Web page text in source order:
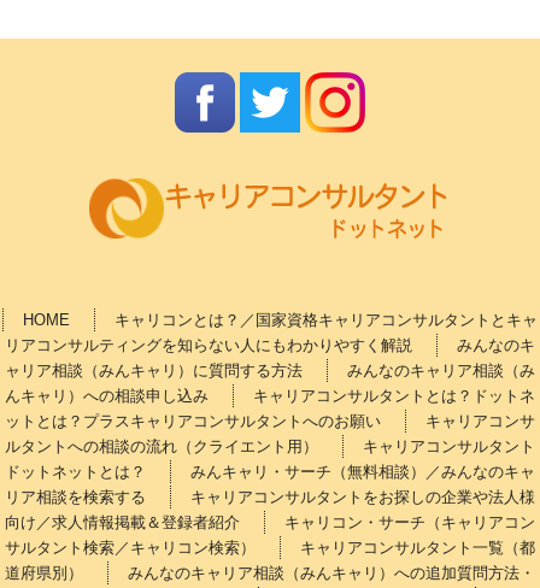
HOME
キャリコンとは？／国家資格キャリアコンサルタントとキャ
リアコンサルティングを知らない人にもわかりやすく解説
みんなのキ
ャリア相談（みんキャリ）に質問する方法
みんなのキャリア相談（み
んキャリ）への相談申し込み
キャリアコンサルタントとは？ドットネ
ットとは？プラスキャリアコンサルタントへのお願い
キャリアコンサ
ルタントへの相談の流れ（クライエント用）
キャリアコンサルタント
ドットネットとは？
みんキャリ・サーチ（無料相談）／みんなのキャ
リア相談を検索する
キャリアコンサルタントをお探しの企業や法人様
向け／求人情報掲載＆登録者紹介
キャリコン・サーチ（キャリアコン
サルタント検索／キャリコン検索）
キャリアコンサルタント一覧（都
道府県別）
みんなのキャリア相談（みんキャリ）への追加質問方法・